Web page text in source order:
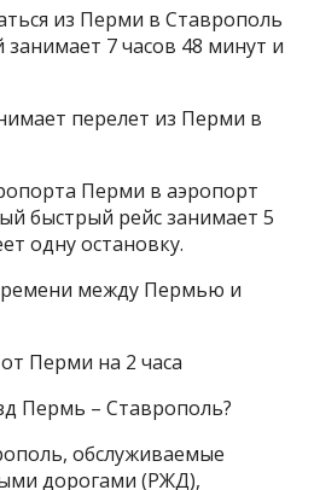
из Перми в Ставрополь
7 часов 48 минут и
перелет из Перми в
Перми в аэропорт
быстрый рейс занимает 5
одну остановку.
между Пермью и
Перми на 2 часа
Пермь – Ставрополь?
обслуживаемые
дорогами (РЖД),